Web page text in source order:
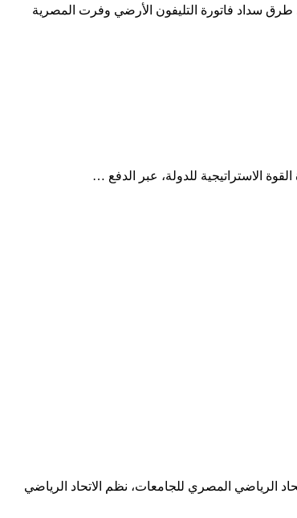
طرق سداد فاتورة التليفون الأرضي وفرت المصرية
الرياضي المصري للجامعات، نظم الاتحاد الرياضي